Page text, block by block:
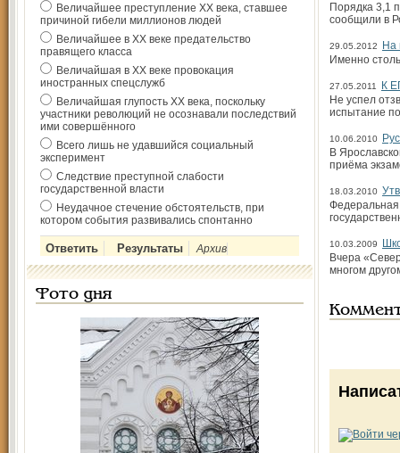
Величайшее преступление ХХ века, ставшее
причиной гибели миллионов людей
Величайшее в ХХ веке предательство
правящего класса
Величайшая в ХХ веке провокация
иностранных спецслужб
Величайшая глупость ХХ века, поскольку
участники революций не осознавали последствий
ими совершённого
Всего лишь не удавшийся социальный
эксперимент
Следствие преступной слабости
государственной власти
Неудачное стечение обстоятельств, при
котором события развивались спонтанно
Архив
Фото дня
Порядка 3,1
сообщили в
29.05.2012
На
Именно
27.05.2011
К
Не успел
испытание
10.06.2010
В
приёма
18.03.2010
Федеральная
10.03.2009
Вчера
многом